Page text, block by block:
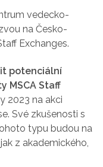
vedecko-
na Česko-
Exchanges.
potenciální
MSCA Staff
2023 na akci
Své zkušenosti s
typu budou na
z akademického,